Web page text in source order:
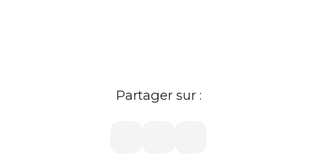
Partager sur :